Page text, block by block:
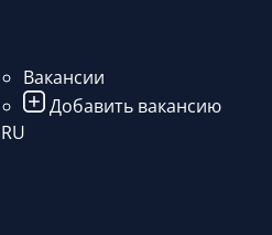
Вакансии
Добавить вакансию
RU